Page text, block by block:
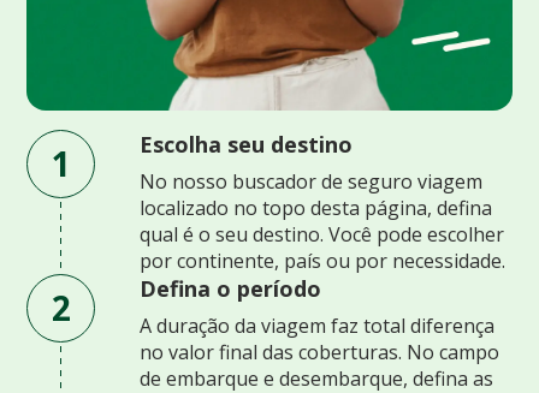
1 Escolha seu destino
No nosso buscador de seguro viagem
localizado no topo desta página, defina
qual é o seu destino. Você pode escolher
por continente, país ou por necessidade.
2 Defina o período
A duração da viagem faz total diferença
no valor final das coberturas. No campo
de embarque e desembarque, defina as